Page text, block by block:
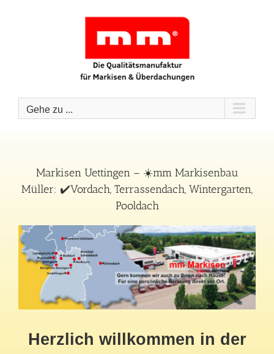
Gehe zu ...
Markisen Uettingen – ☀️mm Markisenbau
Müller: ✔️Vordach, Terrassendach, Wintergarten,
Pooldach
Herzlich willkommen in der